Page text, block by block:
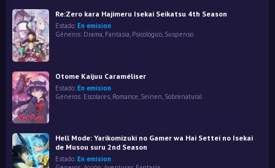
Re:Zero kara Hajimeru Isekai Seikatsu 4th Season
Estado: En emision
Géneros: Drama, Fantasía, Psicológico, Suspenso
Otome Kaijuu Caraméliser
Estado: En emision
Géneros: Escolares Romance Seinen Sobrenatural
Hell Mode: Yarikomizuki no Gamer wa Hai Settei no Isekai
de Musou suru 2nd Season
Estado: En emision